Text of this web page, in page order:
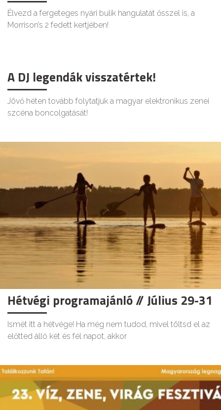
Élvezd a fergeteges nyári bulik hangulatát ősszel is, a
Morrison’s 2 fedett kertjében!
A DJ legendák visszatértek!
Jövő héten tovább folytatjuk a magyar elektronikus zenei
szcéna boncolgatását!
Hétvégi programajánló // Július 29-31
Ismét itt a hétvége! Ha még nem tudod, mivel töltsd el az
előtted álló két és fél napot, akkor